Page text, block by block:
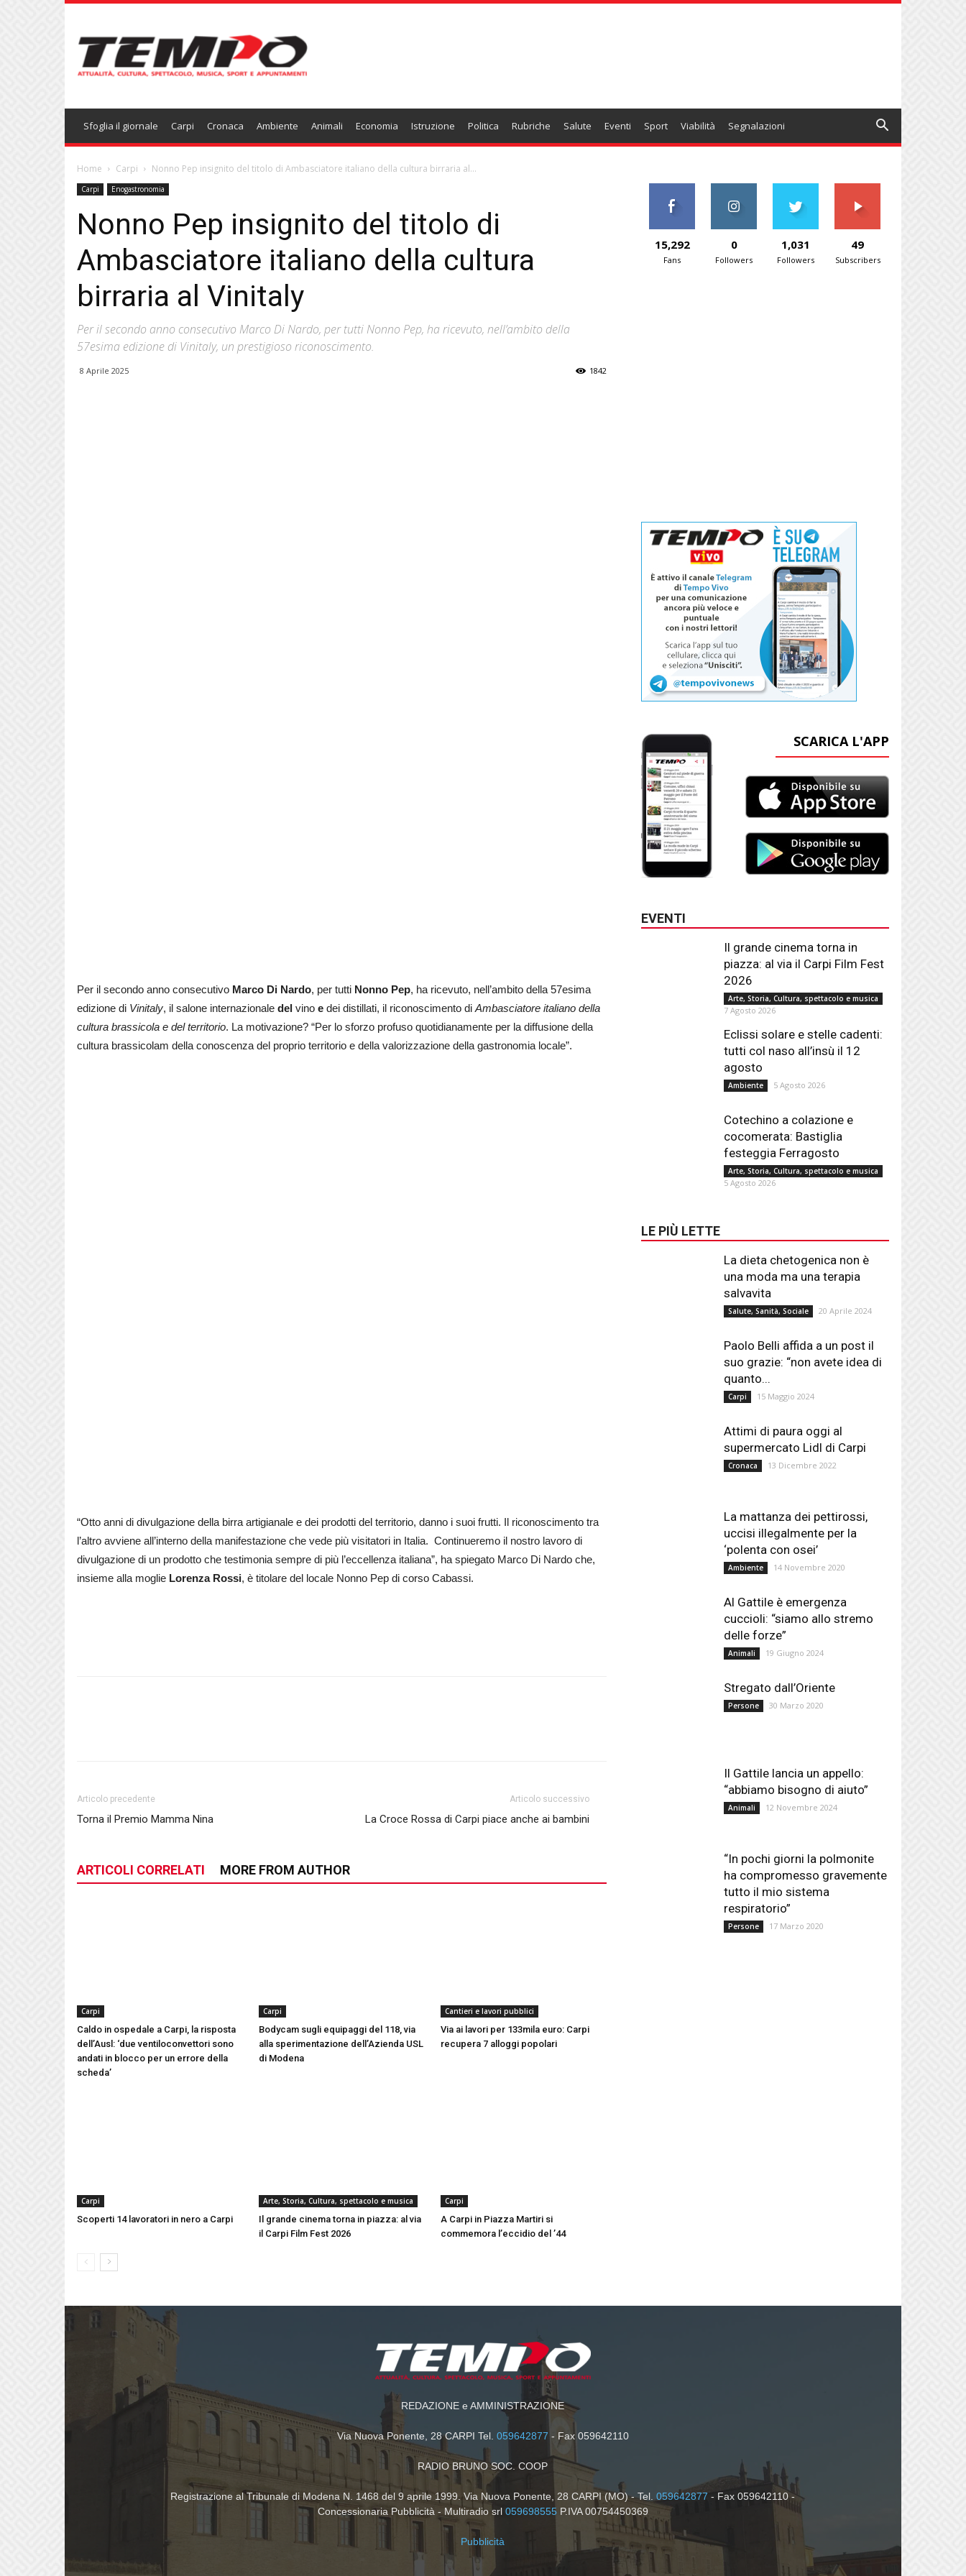
Sfoglia il giornale Carpi Cronaca Ambiente Animali Economia Istruzione Politica Rubriche Salute Eventi Sport Viabilità Segnalazioni
Home Carpi Nonno Pep insignito del titolo di Ambasciatore italiano della cultura birraria al...
Carpi Enogastronomia
Nonno Pep insignito del titolo di
Ambasciatore italiano della cultura
birraria al Vinitaly
Per il secondo anno consecutivo Marco Di Nardo, per tutti Nonno Pep, ha ricevuto, nell’ambito della
57esima edizione di Vinitaly, un prestigioso riconoscimento.
8 Aprile 2025 1842
Per il secondo anno consecutivo Marco Di Nardo, per tutti Nonno Pep, ha ricevuto, nell’ambito della 57esima
edizione di Vinitaly, il salone internazionaledel vinoe dei distillati, il riconoscimento diAmbasciatore italiano della
cultura brassicola e del territorio. La motivazione? “Per lo sforzo profuso quotidianamente per la diffusione della
cultura brassicolam della conoscenza del proprio territorio e della valorizzazione della gastronomia locale”.
“Otto anni di divulgazione della birra artigianale e dei prodotti del territorio, danno i suoi frutti. Il riconoscimento tra
l’altro avviene all’interno della manifestazione che vede più visitatori in Italia. Continueremo il nostro lavoro di
divulgazione di un prodotto che testimonia sempre di più l’eccellenza italiana”, ha spiegato Marco Di Nardo che,
insieme alla moglie Lorenza Rossi, è titolare del locale Nonno Pep di corso Cabassi.
Articolo precedente
Torna il Premio Mamma Nina
Articolo successivo
La Croce Rossa di Carpi piace anche ai bambini
ARTICOLI CORRELATI MORE FROM AUTHOR
Carpi
Caldo in ospedale a Carpi, la risposta
dell’Ausl: ‘due ventiloconvettori sono
andati in blocco per un errore della
scheda’
Carpi
Bodycam sugli equipaggi del 118, via
alla sperimentazione dell’Azienda USL
di Modena
Cantieri e lavori pubblici
Via ai lavori per 133mila euro: Carpi
recupera 7 alloggi popolari
Carpi
Scoperti 14 lavoratori in nero a Carpi
Arte, Storia, Cultura, spettacolo e musica
Il grande cinema torna in piazza: al via
il Carpi Film Fest 2026
Carpi
A Carpi in Piazza Martiri si
commemora l’eccidio del ’44
15,292
Fans
0
Followers
1,031
Followers
49
Subscribers
SCARICA L'APP
EVENTI
Il grande cinema torna in
piazza: al via il Carpi Film Fest
2026
Arte, Storia, Cultura, spettacolo e musica
7 Agosto 2026
Eclissi solare e stelle cadenti:
tutti col naso all’insù il 12
agosto
Ambiente 5 Agosto 2026
Cotechino a colazione e
cocomerata: Bastiglia
festeggia Ferragosto
Arte, Storia, Cultura, spettacolo e musica
5 Agosto 2026
LE PIÙ LETTE
La dieta chetogenica non è
una moda ma una terapia
salvavita
Salute, Sanità, Sociale 20 Aprile 2024
Paolo Belli affida a un post il
suo grazie: “non avete idea di
quanto...
Carpi 15 Maggio 2024
Attimi di paura oggi al
supermercato Lidl di Carpi
Cronaca 13 Dicembre 2022
La mattanza dei pettirossi,
uccisi illegalmente per la
‘polenta con osei’
Ambiente 14 Novembre 2020
Al Gattile è emergenza
cuccioli: “siamo allo stremo
delle forze”
Animali 19 Giugno 2024
Stregato dall’Oriente
Persone 30 Marzo 2020
Il Gattile lancia un appello:
“abbiamo bisogno di aiuto”
Animali 12 Novembre 2024
“In pochi giorni la polmonite
ha compromesso gravemente
tutto il mio sistema
respiratorio”
Persone 17 Marzo 2020
REDAZIONE e AMMINISTRAZIONE
Via Nuova Ponente, 28 CARPI Tel. 059642877 - Fax 059642110
RADIO BRUNO SOC. COOP
Registrazione al Tribunale di Modena N. 1468 del 9 aprile 1999. Via Nuova Ponente, 28 CARPI (MO) - Tel.059642877 - Fax 059642110 -
Concessionaria Pubblicità - Multiradio srl 059698555P.IVA 00754450369
Pubblicità